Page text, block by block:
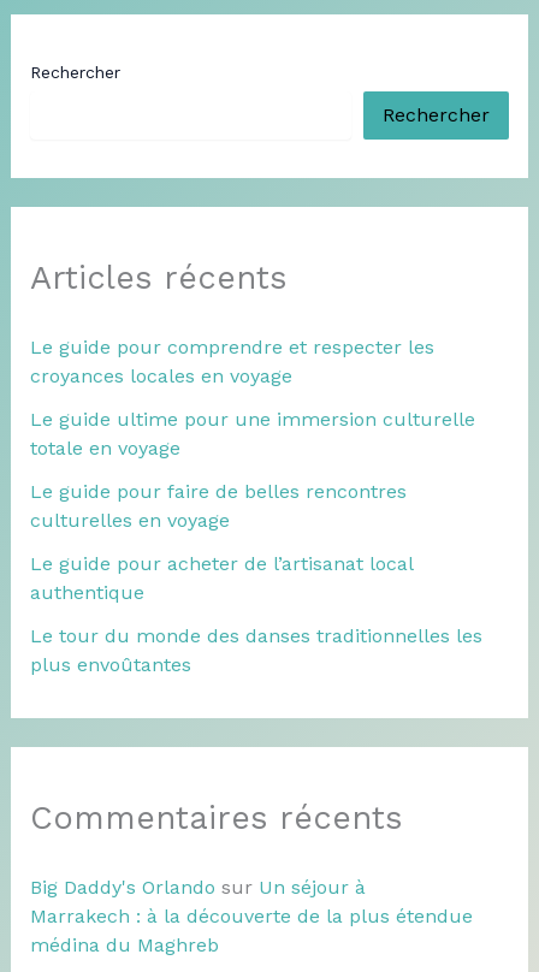
Rechercher
Rechercher
Articles récents
Le guide pour comprendre et respecter les
croyances locales en voyage
Le guide ultime pour une immersion culturelle
totale en voyage
Le guide pour faire de belles rencontres
culturelles en voyage
Le guide pour acheter de l’artisanat local
authentique
Le tour du monde des danses traditionnelles les
plus envoûtantes
Commentaires récents
Big Daddy's Orlando sur Un séjour à
Marrakech : à la découverte de la plus étendue
médina du Maghreb